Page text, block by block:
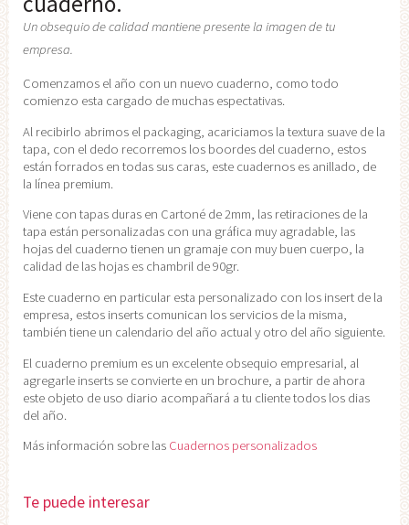
Un obsequio de calidad mantiene presente la imagen de tu
empresa.
Comenzamos el año con un nuevo cuaderno, como todo
comienzo esta cargado de muchas espectativas.
Al recibirlo abrimos el packaging, acariciamos la textura suave de la
tapa, con el dedo recorremos los boordes del cuaderno, estos
están forrados en todas sus caras, este cuadernos es anillado, de
la línea premium.
Viene con tapas duras en Cartoné de 2mm, las retiraciones de la
tapa están personalizadas con una gráfica muy agradable, las
hojas del cuaderno tienen un gramaje con muy buen cuerpo, la
calidad de las hojas es chambril de 90gr.
Este cuaderno en particular esta personalizado con los insert de la
empresa, estos inserts comunican los servicios de la misma,
también tiene un calendario del año actual y otro del año siguiente.
El cuaderno premium es un excelente obsequio empresarial, al
agregarle inserts se convierte en un brochure, a partir de ahora
este objeto de uso diario acompañará a tu cliente todos los dias
del año.
Más información sobre las Cuadernos personalizados
Te puede interesar